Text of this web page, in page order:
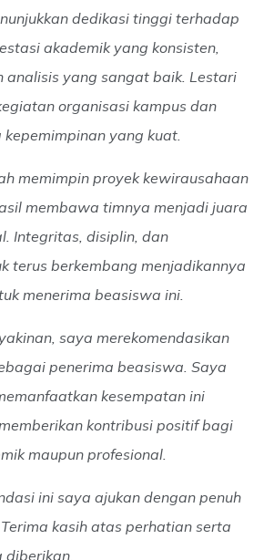
dedikasi tinggi terhadap
akademik yang konsisten,
analisis yang sangat baik. Lestari
organisasi kampus dan
yang kuat.
memimpin proyek kewirausahaan
membawa timnya menjadi juara
Integritas, disiplin, dan
terus berkembang menjadikannya
menerima beasiswa ini.
saya merekomendasikan
penerima beasiswa. Saya
kesempatan ini
kontribusi positif bagi
maupun profesional.
ini saya ajukan dengan penuh
kasih atas perhatian serta